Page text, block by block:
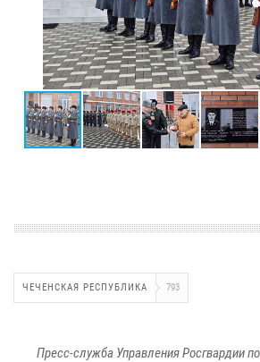
ЧЕЧЕНСКАЯ РЕСПУБЛИКА 793
Пресс-служба Управления Росгвардии